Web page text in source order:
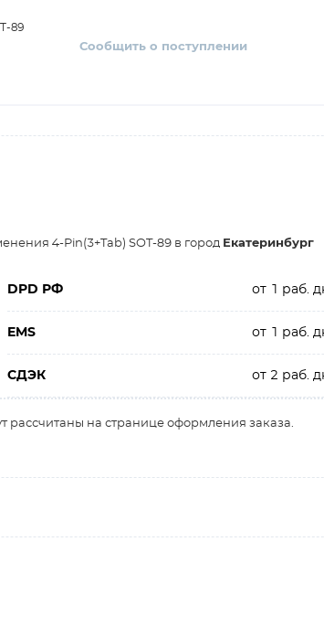
89
Сообщить о поступлении
4-Pin(3+Tab) SOT-89 в город Екатеринбург
DPD РФ от 1 раб.
EMS от 1 раб.
СДЭК от 2 раб.
рассчитаны на странице оформления заказа.